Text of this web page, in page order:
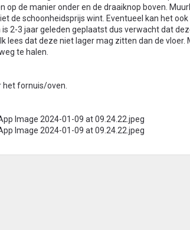
op de manier onder en de draaiknop boven.
de schoonheidsprijs wint. Eventueel kan het ook
2-3 jaar geleden geplaatst dus verwacht dat
lees dat deze niet lager mag zitten dan de vloer.
te halen.
het fornuis/oven.